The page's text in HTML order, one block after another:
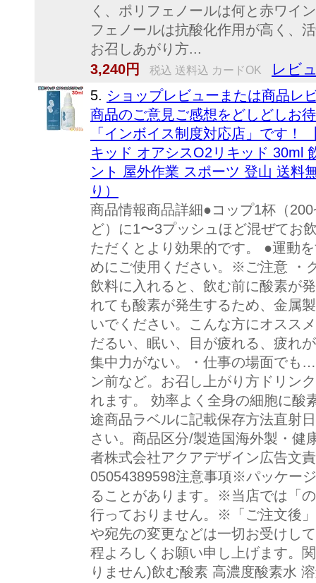
く、ポリフェノールは何と赤ワイ
フェノールは抗酸化作用が高く、
お召しあがり方...
3,240円
税込 送料込 カードOK レビ
5. ショップレビューまたは商品レ
商品のご意見ご感想をどしどしお
「インボイス制度対応店」です！
キッド オアシスO2リキッド 30ml
ント 屋外作業 スポーツ 登山 送料
り）
商品情報商品詳細●コップ1杯（
ど）に1〜3プッシュほど混ぜてお
ただくとより効果的です。 ●運動
めにご使用ください。※ご注意 ・
飲料に入れると、飲む前に酸素が
れても酸素が発生するため、金属
いでください。こんな方にオスス
だるい、眠い、目が疲れる、疲れ
集中力がない。・仕事の場面でも
ン前など。お召し上がり方ドリン
れます。 効率よく全身の細胞に酸
途商品ラベルに記載保存方法直射
さい。商品区分/製造国海外製・健
者株式会社アクアデザイン広告文
05054389598注意事項※パッケー
ることがあります。※当店では「
行っておりません。※「ご注文後
や宛先の変更などは一切お受けし
程よろしくお願い申し上げます。
りません)飲む酸素 高濃度酸素水